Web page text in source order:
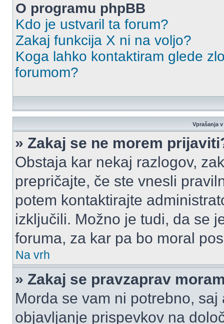
O programu phpBB
Kdo je ustvaril ta forum?
Zakaj funkcija X ni na voljo?
Koga lahko kontaktiram glede
forumom?
Vprašanja
» Zakaj se ne morem
Obstaja kar nekaj razlogov,
prepričajte, če ste vnesli
potem kontaktirajte
izključili. Možno je tudi, da se
foruma, za kar pa bo moral
Na vrh
» Zakaj se pravzaprav
Morda se vam ni potrebno,
objavljanje prispevkov na